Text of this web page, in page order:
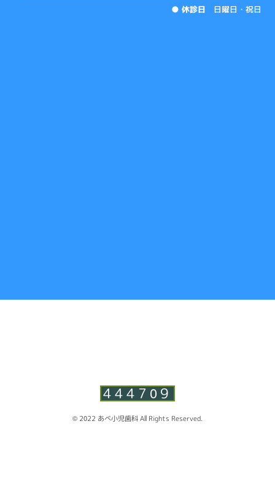
● 休診日 日曜日・祝日
444709
© 2022 あべ小児歯科 All Rights Reserved.